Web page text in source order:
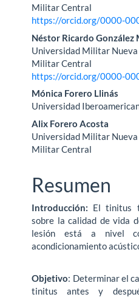
Militar Central
https://orcid.org/0000-
Néstor Ricardo González
Universidad Militar
Militar Central
https://orcid.org/0000-
Mónica Forero Llinás
Universidad
Alix Forero Acosta
Universidad Militar
Militar Central
Resumen
Introducción: El tinitus
sobre la calidad de vida
lesión está a nivel
acondicionamiento
Objetivo: Determinar el
tinitus antes y